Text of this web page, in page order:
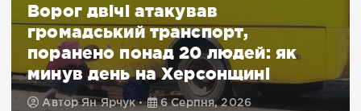
Ворог двічі атакував
громадський транспорт,
поранено понад 20 людей: як
минув день на Херсонщині
АвторЯн Ярчук 6 Серпня, 2026